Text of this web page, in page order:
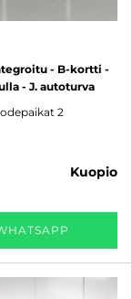
- B-kortti -
- J. autoturva
2
kuopio